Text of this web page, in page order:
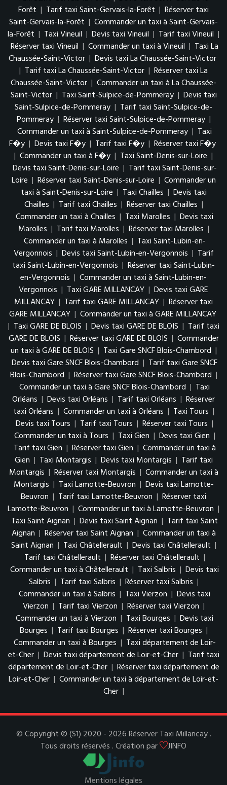
Forêt | Tarif taxi Saint-Gervais-la-Forêt | Réserver taxi
Saint-Gervais-la-Forêt | Commander un taxi à Saint-Gervais-
la-Forêt | Taxi Vineuil | Devis taxi Vineuil | Tarif taxi Vineuil |
Réserver taxi Vineuil | Commander un taxi à Vineuil | Taxi La
Chaussée-Saint-Victor | Devis taxi La Chaussée-Saint-Victor
| Tarif taxi La Chaussée-Saint-Victor | Réserver taxi La
Chaussée-Saint-Victor | Commander un taxi à La Chaussée-
Saint-Victor | Taxi Saint-Sulpice-de-Pommeray | Devis taxi
Saint-Sulpice-de-Pommeray | Tarif taxi Saint-Sulpice-de-
Pommeray | Réserver taxi Saint-Sulpice-de-Pommeray |
Commander un taxi à Saint-Sulpice-de-Pommeray | Taxi
F�y | Devis taxi F�y | Tarif taxi F�y | Réserver taxi F�y
| Commander un taxi à F�y | Taxi Saint-Denis-sur-Loire |
Devis taxi Saint-Denis-sur-Loire | Tarif taxi Saint-Denis-sur-
Loire | Réserver taxi Saint-Denis-sur-Loire | Commander un
taxi à Saint-Denis-sur-Loire | Taxi Chailles | Devis taxi
Chailles | Tarif taxi Chailles | Réserver taxi Chailles |
Commander un taxi à Chailles | Taxi Marolles | Devis taxi
Marolles | Tarif taxi Marolles | Réserver taxi Marolles |
Commander un taxi à Marolles | Taxi Saint-Lubin-en-
Vergonnois | Devis taxi Saint-Lubin-en-Vergonnois | Tarif
taxi Saint-Lubin-en-Vergonnois | Réserver taxi Saint-Lubin-
en-Vergonnois | Commander un taxi à Saint-Lubin-en-
Vergonnois | Taxi GARE MILLANCAY | Devis taxi GARE
MILLANCAY | Tarif taxi GARE MILLANCAY | Réserver taxi
GARE MILLANCAY | Commander un taxi à GARE MILLANCAY
| Taxi GARE DE BLOIS | Devis taxi GARE DE BLOIS | Tarif taxi
GARE DE BLOIS | Réserver taxi GARE DE BLOIS | Commander
un taxi à GARE DE BLOIS | Taxi Gare SNCF Blois-Chambord |
Devis taxi Gare SNCF Blois-Chambord | Tarif taxi Gare SNCF
Blois-Chambord | Réserver taxi Gare SNCF Blois-Chambord |
Commander un taxi à Gare SNCF Blois-Chambord | Taxi
Orléans | Devis taxi Orléans | Tarif taxi Orléans | Réserver
taxi Orléans | Commander un taxi à Orléans | Taxi Tours |
Devis taxi Tours | Tarif taxi Tours | Réserver taxi Tours |
Commander un taxi à Tours | Taxi Gien | Devis taxi Gien |
Tarif taxi Gien | Réserver taxi Gien | Commander un taxi à
Gien | Taxi Montargis | Devis taxi Montargis | Tarif taxi
Montargis | Réserver taxi Montargis | Commander un taxi à
Montargis | Taxi Lamotte-Beuvron | Devis taxi Lamotte-
Beuvron | Tarif taxi Lamotte-Beuvron | Réserver taxi
Lamotte-Beuvron | Commander un taxi à Lamotte-Beuvron |
Taxi Saint Aignan | Devis taxi Saint Aignan | Tarif taxi Saint
Aignan | Réserver taxi Saint Aignan | Commander un taxi à
Saint Aignan | Taxi Châtellerault | Devis taxi Châtellerault |
Tarif taxi Châtellerault | Réserver taxi Châtellerault |
Commander un taxi à Châtellerault | Taxi Salbris | Devis taxi
Salbris | Tarif taxi Salbris | Réserver taxi Salbris |
Commander un taxi à Salbris | Taxi Vierzon | Devis taxi
Vierzon | Tarif taxi Vierzon | Réserver taxi Vierzon |
Commander un taxi à Vierzon | Taxi Bourges | Devis taxi
Bourges | Tarif taxi Bourges | Réserver taxi Bourges |
Commander un taxi à Bourges | Taxi département de Loir-
et-Cher | Devis taxi département de Loir-et-Cher | Tarif taxi
département de Loir-et-Cher | Réserver taxi département de
Loir-et-Cher | Commander un taxi à département de Loir-et-
Cher |
© Copyright © (S1) 2020 - 2026 Réserver Taxi Millancay .
Tous droits réservés . Création par
JINFO
Mentions légales